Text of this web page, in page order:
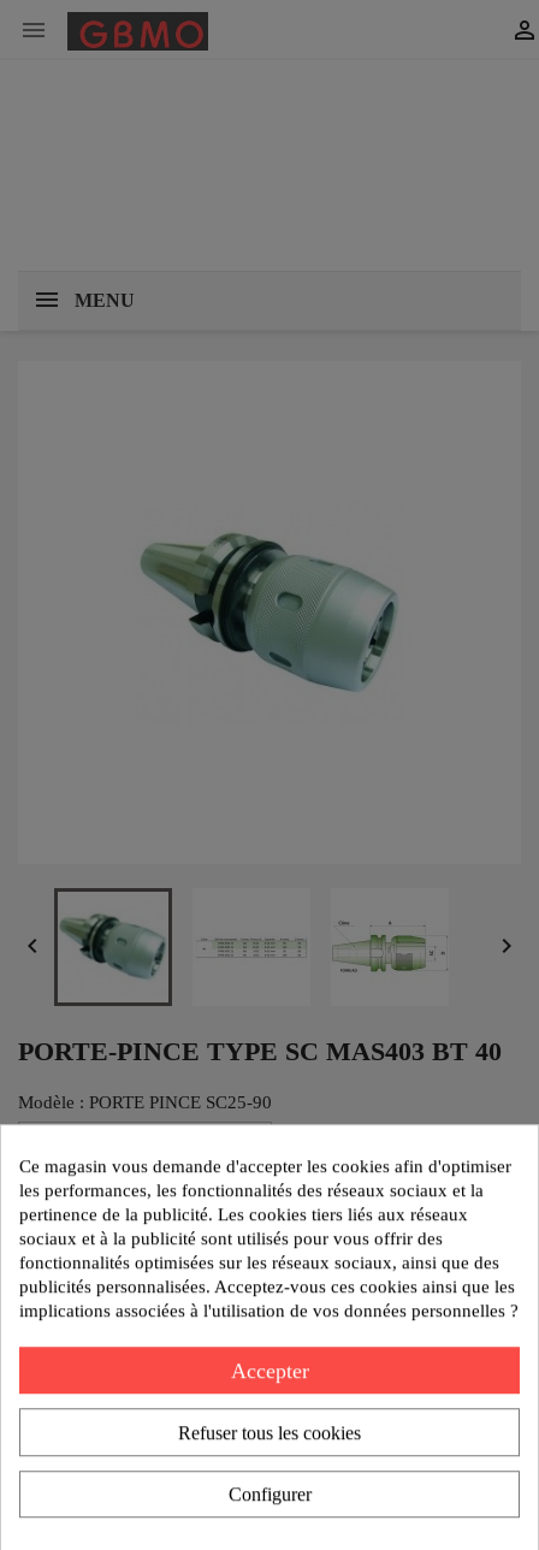
 
MENU
 
PORTE-PINCE TYPE SC MAS403 BT 40
Modèle : PORTE PINCE SC25-90
Poids:1.3 kg
Reference:BT40 2025 12
AJOUTER AU DEVIS
Nos produits sont garantis contre tout vice de fabrication
Politique de livraison
Un retard de livraison ne peut donner lieu à des dommages
Ce magasin vous demande d'accepter les cookies afin d'optimiser
les performances, les fonctionnalités des réseaux sociaux et la
pertinence de la publicité. Les cookies tiers liés aux réseaux
sociaux et à la publicité sont utilisés pour vous offrir des
fonctionnalités optimisées sur les réseaux sociaux, ainsi que des
publicités personnalisées. Acceptez-vous ces cookies ainsi que les
implications associées à l'utilisation de vos données personnelles ?
Accepter
Refuser tous les cookies
Configurer